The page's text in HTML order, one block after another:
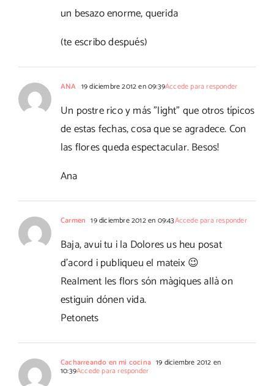
un besazo enorme, querida
(te escribo después)
ANA 19 diciembre 2012 en 09:39Accede para responder
Un postre rico y más "light" que otros típicos
de estas fechas, cosa que se agradece. Con
las flores queda espectacular. Besos!
Ana
Carmen 19 diciembre 2012 en 09:43Accede para responder
Baja, avui tu i la Dolores us heu posat
d'acord i publiqueu el mateix 😉
Realment les flors són màgiques allà on
estiguin dónen vida.
Petonets
Cacharreando en mi cocina 19 diciembre 2012 en
10:39Accede para responder